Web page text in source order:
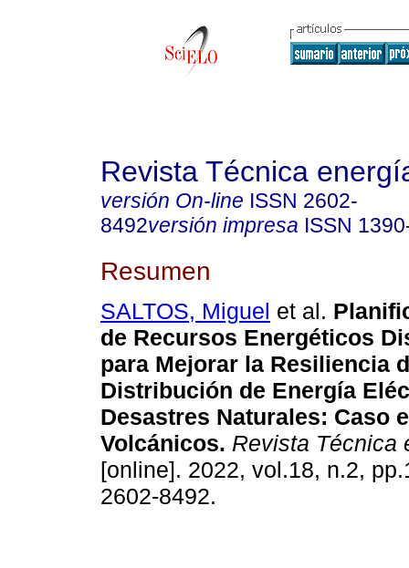
Revista Técnica
versión On-line ISSN 2602-
8492versión impresa ISSN
Resumen
SALTOS, Miguel et al.
de Recursos Energéticos
para Mejorar la Resiliencia
Distribución de Energía
Desastres Naturales: Caso
Volcánicos. Revista Técnica
[online]. 2022, vol.18, n.2,
2602-8492.